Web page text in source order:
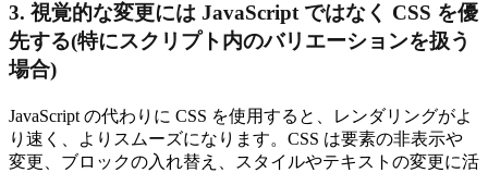
3. 視覚的な変更には JavaScript ではなく CSS を優
先する(特にスクリプト内のバリエーションを扱う
場合)
JavaScript の代わりに CSS を使用すると、レンダリングがよ
り速く、よりスムーズになります。CSS は要素の非表示や
変更、ブロックの入れ替え、スタイルやテキストの変更に活